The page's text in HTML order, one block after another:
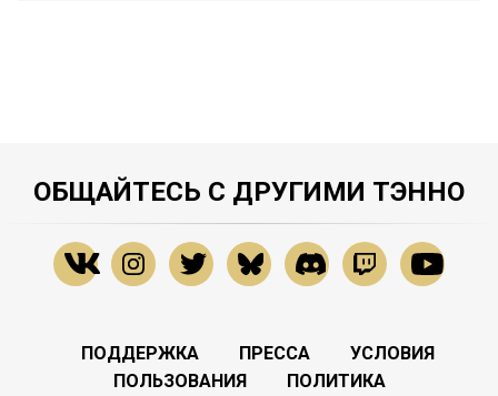
ОБЩАЙТЕСЬ С ДРУГИМИ ТЭННО
ПОДДЕРЖКА ПРЕССА
УСЛОВИЯ
ПОЛЬЗОВАНИЯ
ПОЛИТИКА